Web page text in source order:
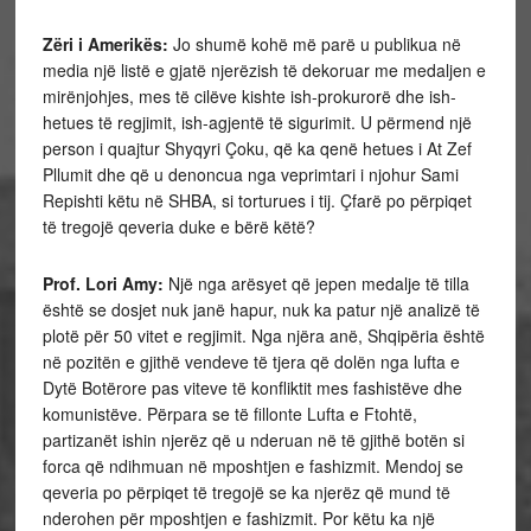
Zëri i Amerikës: Jo shumë kohë më parë u publikua në
media një listë e gjatë njerëzish të dekoruar me medaljen e
mirënjohjes, mes të cilëve kishte ish-prokurorë dhe ish-
hetues të regjimit, ish-agjentë të sigurimit. U përmend një
person i quajtur Shyqyri Çoku, që ka qenë hetues i At Zef
Pllumit dhe që u denoncua nga veprimtari i njohur Sami
Repishti këtu në SHBA, si torturues i tij. Çfarë po përpiqet
të tregojë qeveria duke e bërë këtë?
Prof. Lori Amy: Një nga arësyet që jepen medalje të tilla
është se dosjet nuk janë hapur, nuk ka patur një analizë të
plotë për 50 vitet e regjimit. Nga njëra anë, Shqipëria është
në pozitën e gjithë vendeve të tjera që dolën nga lufta e
Dytë Botërore pas viteve të konfliktit mes fashistëve dhe
komunistëve. Përpara se të fillonte Lufta e Ftohtë,
partizanët ishin njerëz që u nderuan në të gjithë botën si
forca që ndihmuan në mposhtjen e fashizmit. Mendoj se
qeveria po përpiqet të tregojë se ka njerëz që mund të
nderohen për mposhtjen e fashizmit. Por këtu ka një